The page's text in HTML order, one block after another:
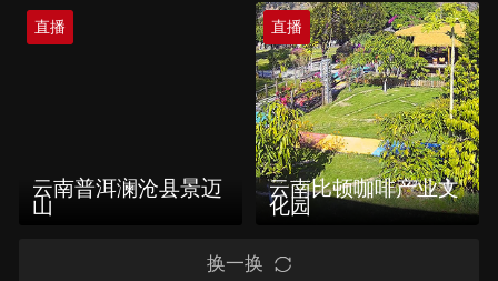
直播
云南普洱澜沧县景迈
山
直播
云南比顿咖啡产业文
化园
换一换